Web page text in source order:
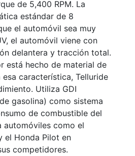
de 5,400 RPM. La
estándar de 8
el automóvil sea muy
el automóvil viene con
delantera y tracción total.
está hecho de material de
esa característica, Telluride
Utiliza GDI
gasolina) como sistema
de combustible del
automóviles como el
el Honda Pilot en
competidores.